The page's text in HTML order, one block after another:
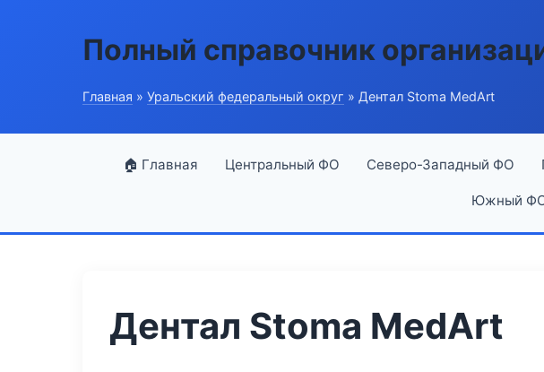
Полный справочник
Главная » Уральский федеральный округ » Дентал Stoma MedArt
🏠 Главная Центральный ФО Северо-Западный ФО
Южный
Дентал Stoma MedArt